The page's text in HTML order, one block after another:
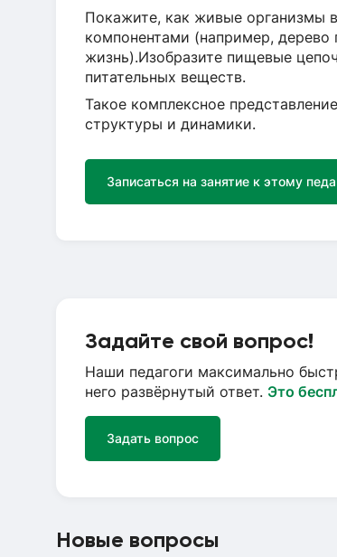
Покажите, как живые организмы
компонентами (например, дерево
жизнь).Изобразите пищевые
питательных веществ.
Такое комплексное
структуры и динамики.
Записаться на занятие к этому
Задайте свой вопрос!
Наши педагоги максимально
него развёрнутый ответ. Это
Задать вопрос
Новые вопросы